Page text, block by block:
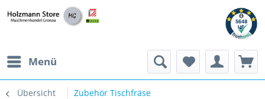
Menü
Übersicht Zubehör Tischfräse